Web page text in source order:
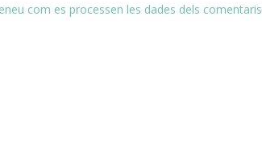
com es processen les dades dels comentaris